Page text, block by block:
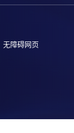
无障碍网页